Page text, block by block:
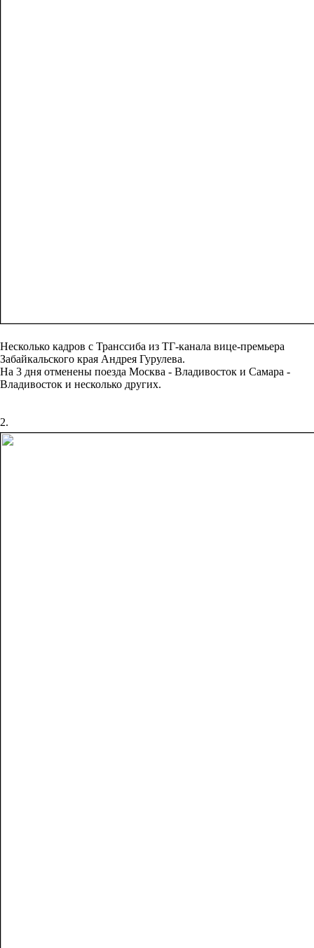
Несколько кадров с Транссиба из ТГ-канала вице-премьера
Забайкальского края Андрея Гурулева.
На 3 дня отменены поезда Москва - Владивосток и Самара -
Владивосток и несколько других.
2.